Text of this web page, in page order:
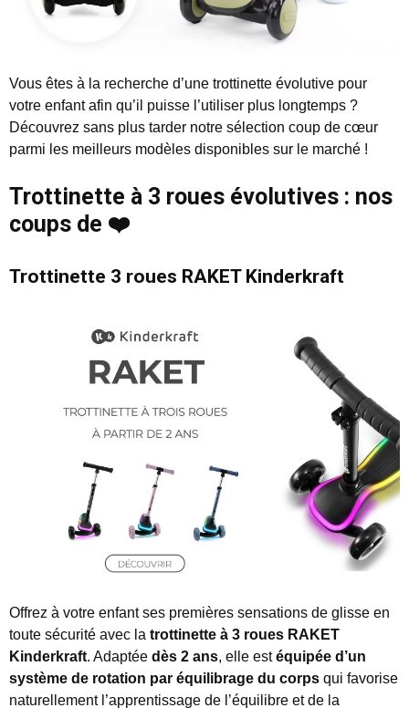
Vous êtes à la recherche d’une trottinette évolutive pour
votre enfant afin qu’il puisse l’utiliser plus longtemps ?
Découvrez sans plus tarder notre sélection coup de cœur
parmi les meilleurs modèles disponibles sur le marché !
Trottinette à 3 roues évolutives : nos
coups de ❤️
Trottinette 3 roues RAKET Kinderkraft
Offrez à votre enfant ses premières sensations de glisse en
toute sécurité avec la trottinette à 3 roues RAKET
Kinderkraft. Adaptée dès 2 ans, elle estéquipée d’un
système de rotation par équilibrage du corps qui favorise
naturellement l’apprentissage de l’équilibre et de la